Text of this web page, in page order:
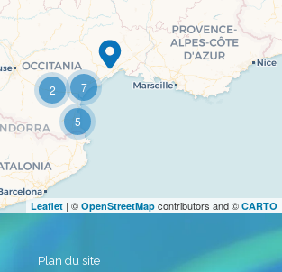
Travelers' Map is loading...
see this after your page is loaded
leafletJS files are missing.
2 7
5
Leaflet | © OpenStreetMap contributors and © CARTO
Plan du site